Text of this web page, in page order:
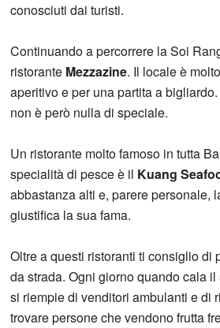
conosciuti dai turisti.
Continuando a percorrere la Soi
ristorante Mezzazine. Il locale è
aperitivo e per una partita a
non è però nulla di speciale.
Un ristorante molto famoso in tutta
specialità di pesce è il Kuang
abbastanza alti e, parere personale,
giustifica la sua fama.
Oltre a questi ristoranti ti consiglio di
da strada. Ogni giorno quando cala
si riempie di venditori ambulanti e di
trovare persone che vendono frutta